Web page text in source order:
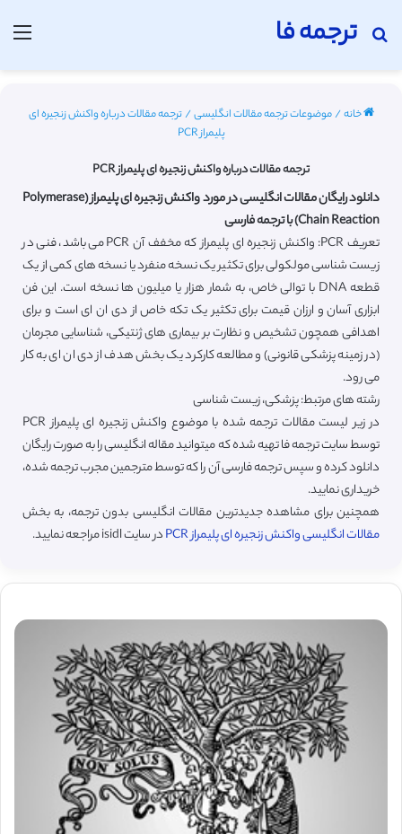
ترجمه فا
جستجو برای
خانه/موضوعات ترجمه مقالات انگلیسی/ترجمه مقالات درباره واکنش زنجیره ای
پلیمراز PCR
ترجمه مقالات درباره واکنش زنجیره ای پلیمراز PCR
دانلود رایگان مقالات انگلیسی در مورد واکنش زنجیره ای پلیمراز (Polymerase
Chain Reaction) با ترجمه فارسی
تعریف PCR: واکنش زنجیره ای پلیمراز که مخفف آن PCR می باشد، فنی در
زیست شناسی مولکولی برای تکثیر یک نسخه منفرد یا نسخه های کمی از یک
قطعه DNA با توالی خاص، به شمار هزار یا میلیون ها نسخه است. این فن
ابزاری آسان و ارزان قیمت برای تکثیر یک تکه خاص از دی ان ای است و برای
اهدافی همچون تشخیص و نظارت بر بیماری های ژنتیکی، شناسایی مجرمان
(در زمینه پزشکی قانونی) و مطالعه کارکرد یک بخش هدف از دی ان ای به کار
می رود.
رشته های مرتبط: پزشکی، زیست شناسی
در زیر لیست مقالات ترجمه شده با موضوع واکنش زنجیره ای پلیمراز PCR
توسط سایت ترجمه فا تهیه شده که میتوانید مقاله انگلیسی را به صورت رایگان
دانلود کرده و سپس ترجمه فارسی آن را که توسط مترجمین مجرب ترجمه شده،
خریداری نمایید.
همچنین برای مشاهده جدیدترین مقالات انگلیسی بدون ترجمه، به بخش
مقالات انگلیسی واکنش زنجیره ای پلیمراز PCR
در سایت isidl مراجعه نمایید.